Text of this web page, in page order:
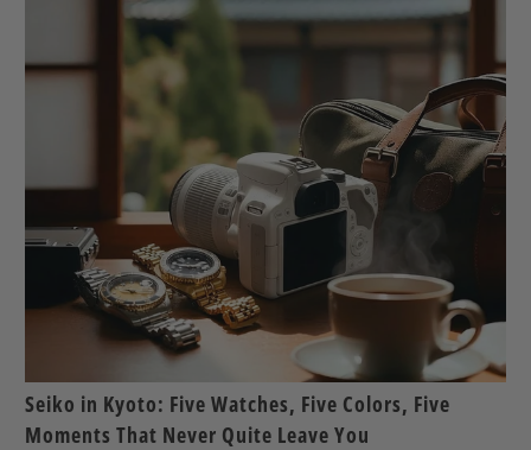
Seiko in Kyoto: Five Watches, Five Colors, Five
Moments That Never Quite Leave You